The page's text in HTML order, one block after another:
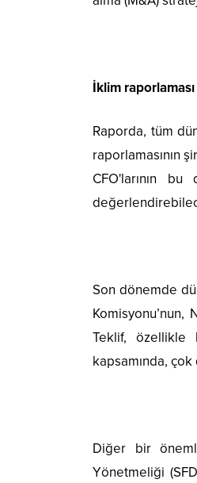
İklim
Raporda, tüm
raporlamasının
CFO'larının
Son dönemde
Teklif, özellikle
kapsamında,
Diğer bir
Yönetmeliği